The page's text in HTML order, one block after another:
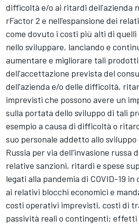
difficoltà e/o ai ritardi dell'azienda
rFactor 2 e nell'espansione dei
come dovuto i costi più alti di
nello sviluppare, lanciando e
aumentare e migliorare tali
dell'accettazione prevista del
dell'azienda e/o delle difficoltà,
imprevisti che possono avere un
sulla portata dello sviluppo di tali
esempio a causa di difficoltà o
suo personale addetto allo
Russia per via dell'invasione russa
relative sanzioni, ritardi e spese
legati alla pandemia di COVID-19
ai relativi blocchi economici e
costi operativi imprevisti, costi di
passività reali o contingenti; effetti